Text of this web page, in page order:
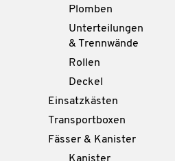
Plomben
Unterteilungen
& Trennwände
Rollen
Deckel
Einsatzkästen
Transportboxen
Fässer & Kanister